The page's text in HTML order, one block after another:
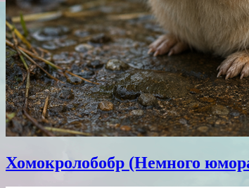
Хомокролобобр (Немного